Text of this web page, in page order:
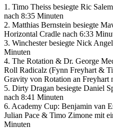
1. Timo Theiss besiegte Ric
nach 8:35 Minuten
2. Matthias Bernstein besiegte
Horizontal Cradle nach 6:33
3. Winchester besiegte Nick
Minuten
4. The Rotation & Dr. George
Roll Radicalz (Fynn Freyhart &
Gravity von Rotation an Freyhart
5. Dirty Dragan besiegte Daniel
nach 8:41 Minuten
6. Academy Cup: Benjamin van
Julian Pace & Timo Zimone mit
Minuten